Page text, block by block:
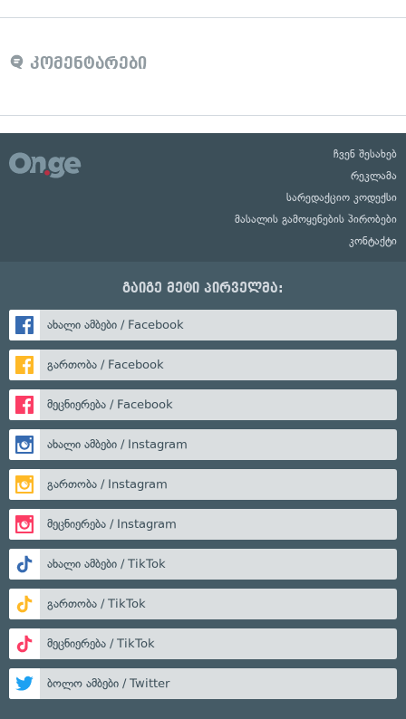
კომენტარები
ჩვენ შესახებ
რეკლამა
სარედაქციო კოდექსი
მასალის გამოყენების პირობები
კონტაქტი
გაიგე მეტი პირველმა:
ახალი ამბები / Facebook
გართობა / Facebook
მეცნიერება / Facebook
ახალი ამბები / Instagram
გართობა / Instagram
მეცნიერება / Instagram
ახალი ამბები / TikTok
გართობა / TikTok
მეცნიერება / TikTok
ბოლო ამბები / Twitter